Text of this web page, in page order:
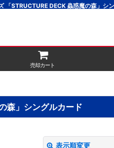
「STRUCTURE DECK 蟲惑魔の森」シ
売却カート
森」シングルカード
表示順変更